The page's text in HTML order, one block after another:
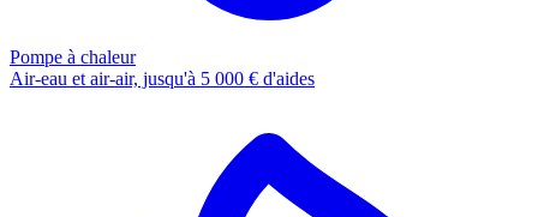
Pompe à chaleur
Air-eau et air-air, jusqu'à 5 000 € d'aides